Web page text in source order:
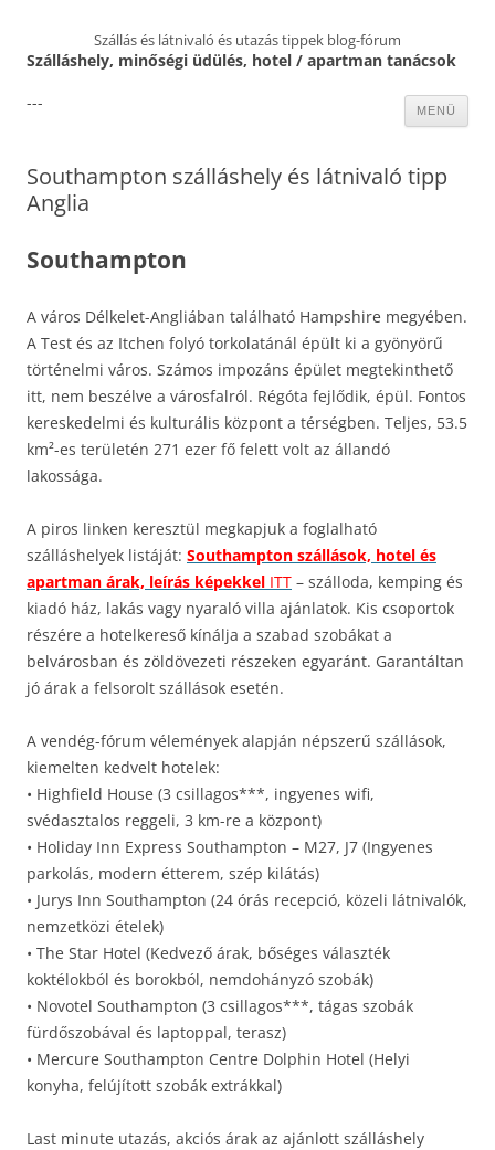
Szállás és látnivaló és utazás tippek blog-fórum
Szálláshely, minőségi üdülés, hotel / apartman tanácsok
MENÜ
---
Southampton szálláshely és látnivaló tipp
Anglia
Southampton
A város Délkelet-Angliában található Hampshire megyében.
A Test és az Itchen folyó torkolatánál épült ki a gyönyörű
történelmi város. Számos impozáns épület megtekinthető
itt, nem beszélve a városfalról. Régóta fejlődik, épül. Fontos
kereskedelmi és kulturális központ a térségben. Teljes, 53.5
km²-es területén 271 ezer fő felett volt az állandó
lakossága.
A piros linken keresztül megkapjuk a foglalható
szálláshelyek listáját: Southampton szállások, hotel és
apartman árak, leírás képekkel ITT – szálloda, kemping és
kiadó ház, lakás vagy nyaraló villa ajánlatok. Kis csoportok
részére a hotelkereső kínálja a szabad szobákat a
belvárosban és zöldövezeti részeken egyaránt. Garantáltan
jó árak a felsorolt szállások esetén.
A vendég-fórum vélemények alapján népszerű szállások,
kiemelten kedvelt hotelek:
• Highfield House (3 csillagos***, ingyenes wifi,
svédasztalos reggeli, 3 km-re a központ)
• Holiday Inn Express Southampton – M27, J7 (Ingyenes
parkolás, modern étterem, szép kilátás)
• Jurys Inn Southampton (24 órás recepció, közeli látnivalók,
nemzetközi ételek)
• The Star Hotel (Kedvező árak, bőséges választék
koktélokból és borokból, nemdohányzó szobák)
• Novotel Southampton (3 csillagos***, tágas szobák
fürdőszobával és laptoppal, terasz)
• Mercure Southampton Centre Dolphin Hotel (Helyi
konyha, felújított szobák extrákkal)
Last minute utazás, akciós árak az ajánlott szálláshely